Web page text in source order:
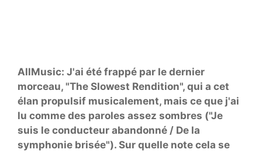
AllMusic: J'ai été frappé par le dernier
morceau, "The Slowest Rendition", qui a cet
élan propulsif musicalement, mais ce que j'ai
lu comme des paroles assez sombres ("Je
suis le conducteur abandonné / De la
symphonie brisée"). Sur quelle note cela se